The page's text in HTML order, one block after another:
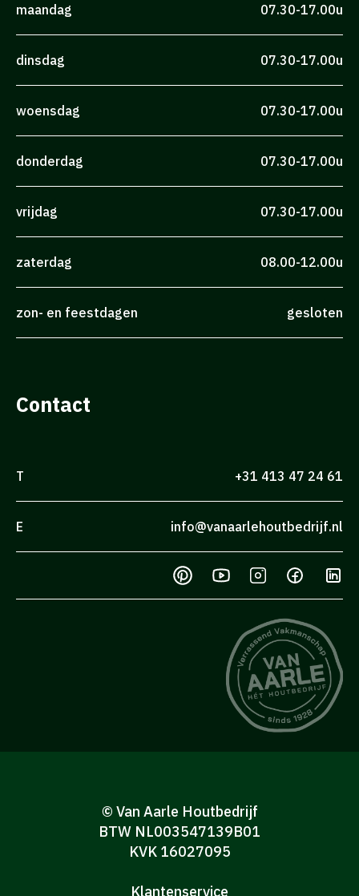
maandag 07.30-17.00u
dinsdag 07.30-17.00u
woensdag 07.30-17.00u
donderdag 07.30-17.00u
vrijdag 07.30-17.00u
zaterdag 08.00-12.00u
zon- en feestdagen gesloten
Contact
T +31 413 47 24 61
E info@vanaarlehoutbedrijf.nl
© Van Aarle Houtbedrijf
BTW NL003547139B01
KVK 16027095
Klantenservice